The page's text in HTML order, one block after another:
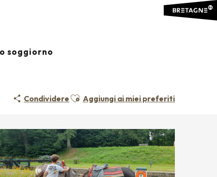
soggiorno
Condividere Ajouter aux favoris
Aggiungi ai miei preferiti